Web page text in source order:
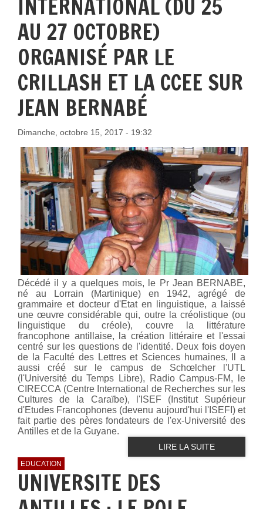
INTERNATIONAL (DU 25
AU 27 OCTOBRE)
ORGANISÉ PAR LE
CRILLASH ET LA CCEE SUR
JEAN BERNABÉ
Dimanche, octobre 15, 2017 - 19:32
Décédé il y a quelques mois, le Pr Jean BERNABE,
né au Lorrain (Martinique) en 1942, agrégé de
grammaire et docteur d'Etat en linguistique, a laissé
une œuvre considérable qui, outre la créolistique (ou
linguistique du créole), couvre la littérature
francophone antillaise, la création littéraire et l'essai
centré sur les questions de l'identité. Deux fois doyen
de la Faculté des Lettres et Sciences humaines, Il a
aussi créé sur le campus de Schœlcher l'UTL
(l'Université du Temps Libre), Radio Campus-FM, le
CIRECCA (Centre International de Recherches sur les
Cultures de la Caraïbe), l'ISEF (Institut Supérieur
d'Etudes Francophones (devenu aujourd'hui l'ISEFI) et
fait partie des pères fondateurs de l'ex-Université des
Antilles et de la Guyane.
LIRE LA SUITE
EDUCATION
UNIVERSITE DES